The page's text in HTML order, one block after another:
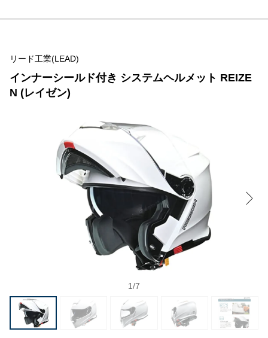
リード工業(LEAD)
インナーシールド付き システムヘルメット REIZE
N (レイゼン)
1/7